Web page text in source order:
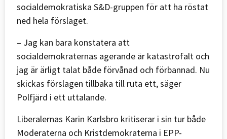
socialdemokratiska S&D-gruppen för att ha röstat
ned hela förslaget.
– Jag kan bara konstatera att
socialdemokraternas agerande är katastrofalt och
jag är ärligt talat både förvånad och förbannad. Nu
skickas förslagen tillbaka till ruta ett, säger
Polfjärd i ett uttalande.
Liberalernas Karin Karlsbro kritiserar i sin tur både
Moderaterna och Kristdemokraterna i EPP-